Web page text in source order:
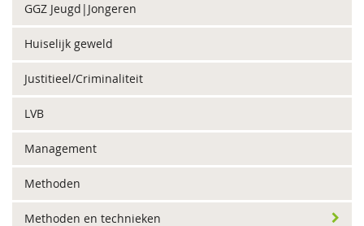
GGZ Jeugd|Jongeren
Huiselijk geweld
Justitieel/Criminaliteit
LVB
Management
Methoden
Methoden en technieken